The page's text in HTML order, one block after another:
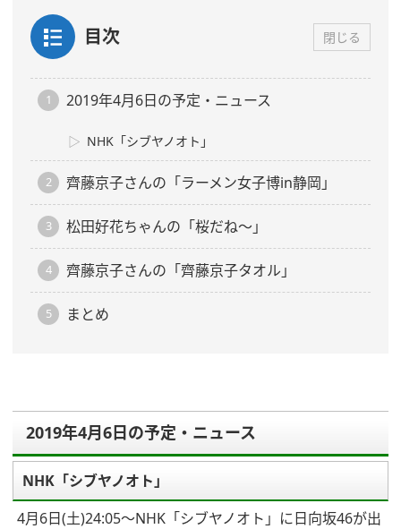
目次 閉じる
2019年4月6日の予定・ニュース
NHK「シブヤノオト」
齊藤京子さんの「ラーメン女子博in静岡」
松田好花ちゃんの「桜だね〜」
齊藤京子さんの「齊藤京子タオル」
まとめ
2019年4月6日の予定・ニュース
NHK「シブヤノオト」
4月6日(土)24:05～NHK「シブヤノオト」に日向坂46が出